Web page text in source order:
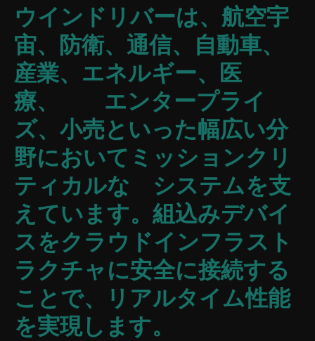
ウインドリバーは、航空宇
宙、防衛、通信、自動車、
産業、エネルギー、医
療、 エンタープライ
ズ、小売といった幅広い分
野においてミッションクリ
ティカルな システムを支
えています。組込みデバイ
スをクラウドインフラスト
ラクチャに安全に接続する
ことで、リアルタイム性能
を実現します。